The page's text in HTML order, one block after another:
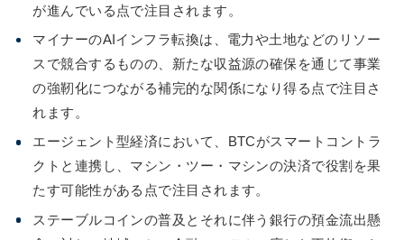
が進んでいる点で注目されます。
マイナーのAIインフラ転換は、電力や土地などのリソー
スで競合するものの、新たな収益源の確保を通じて事業
の強靭化につながる補完的な関係になり得る点で注目さ
れます。
エージェント型経済において、BTCがスマートコントラ
クトと連携し、マシン・ツー・マシンの決済で役割を果
たす可能性がある点で注目されます。
ステーブルコインの普及とそれに伴う銀行の預金流出懸